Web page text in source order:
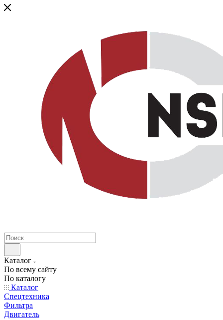
Каталог
По всему сайту
По каталогу
Каталог
Спецтехника
Фильтра
Двигатель